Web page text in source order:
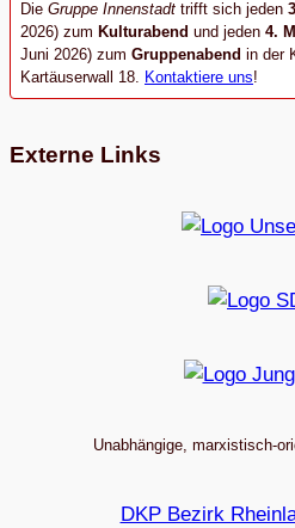
Die Gruppe Innenstadt trifft sich jeden
2026) zum Kulturabend und jeden 4.
Juni 2026) zum Gruppenabend in der
Kartäuserwall 18. Kontaktiere uns!
Externe Links
Unabhängige, marxistisch-
DKP Bezirk